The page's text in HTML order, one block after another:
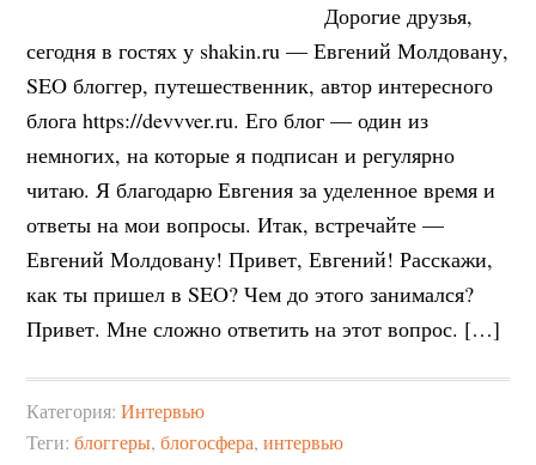
Дорогие друзья,
сегодня в гостях у shakin.ru — Евгений Молдовану,
SEO блоггер, путешественник, автор интересного
блога https://devvver.ru. Его блог — один из
немногих, на которые я подписан и регулярно
читаю. Я благодарю Евгения за уделенное время и
ответы на мои вопросы. Итак, встречайте —
Евгений Молдовану! Привет, Евгений! Расскажи,
как ты пришел в SEO? Чем до этого занимался?
Привет. Мне сложно ответить на этот вопрос. […]
Категория:Интервью
Теги:блоггеры,блогосфера,интервью